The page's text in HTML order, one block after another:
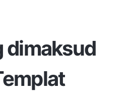
dimaksud